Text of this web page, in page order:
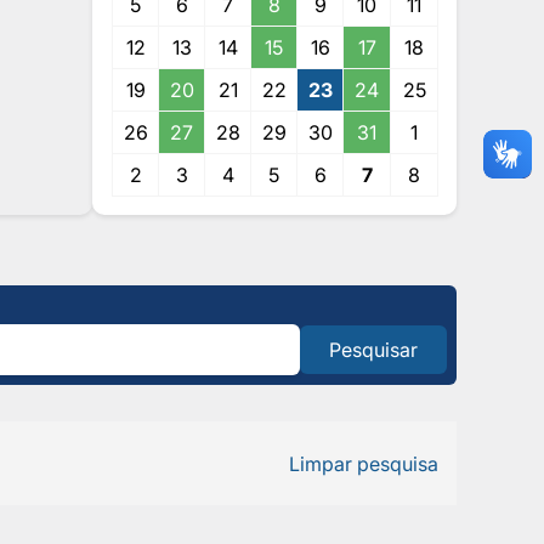
5
6 7 8 9 10
11
12
13 14 15 16 17
18
19
20 21 22 23 24
25
26
27 28 29 30 31
1
2
3 4 5 6 7 8
Pesquisar
Limpar pesquisa